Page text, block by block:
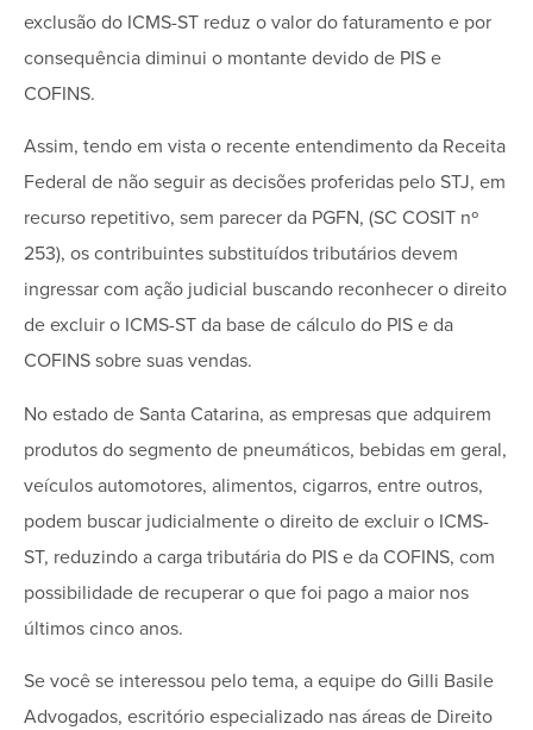
exclusão do ICMS-ST reduz o valor do faturamento e por
consequência diminui o montante devido de PIS e
COFINS.
Assim, tendo em vista o recente entendimento da Receita
Federal de não seguir as decisões proferidas pelo STJ, em
recurso repetitivo, sem parecer da PGFN, (SC COSIT nº
253), os contribuintes substituídos tributários devem
ingressar com ação judicial buscando reconhecer o direito
de excluir o ICMS-ST da base de cálculo do PIS e da
COFINS sobre suas vendas.
No estado de Santa Catarina, as empresas que adquirem
produtos do segmento de pneumáticos, bebidas em geral,
veículos automotores, alimentos, cigarros, entre outros,
podem buscar judicialmente o direito de excluir o ICMS-
ST, reduzindo a carga tributária do PIS e da COFINS, com
possibilidade de recuperar o que foi pago a maior nos
últimos cinco anos.
Se você se interessou pelo tema, a equipe do Gilli Basile
Advogados, escritório especializado nas áreas de Direito